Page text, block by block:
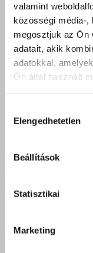
valamint
közösségi média-,
megosztjuk az Ön
adatait, akik
adatokkal,
Ön által használt
kiválasztása
Elengedhetetlen
Beállítások
Statisztikai
Marketing